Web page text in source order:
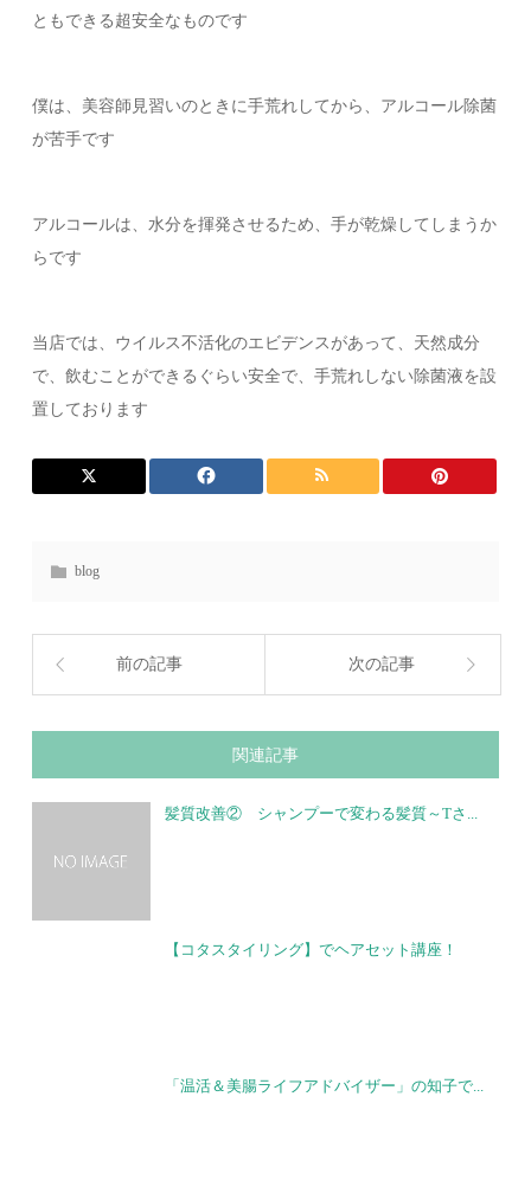
ともできる超安全なものです
僕は、美容師見習いのときに手荒れしてから、アルコール除菌
が苦手です
アルコールは、水分を揮発させるため、手が乾燥してしまうか
らです
当店では、ウイルス不活化のエビデンスがあって、天然成分
で、飲むことができるぐらい安全で、手荒れしない除菌液を設
置しております
blog
前の記事 次の記事
関連記事
髪質改善② シャンプーで変わる髪質～Tさ...
【コタスタイリング】でヘアセット講座！
「温活＆美腸ライフアドバイザー」の知子で...